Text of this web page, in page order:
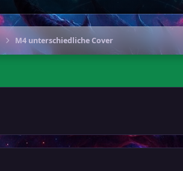
M4 unterschiedliche Cover